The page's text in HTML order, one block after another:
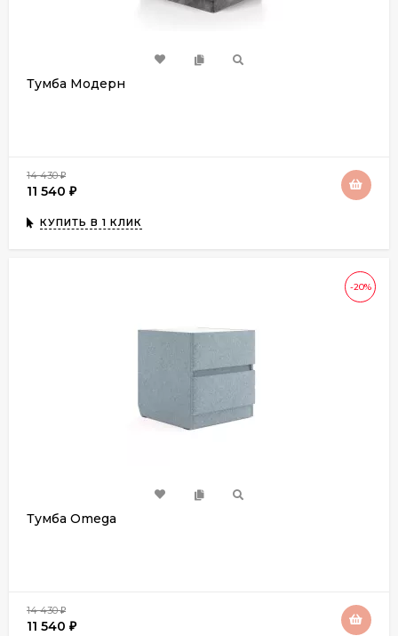
Тумба Модерн
14 430₽
11 540 ₽
КУПИТЬ В 1 КЛИК
-20%
Тумба Omega
14 430₽
11 540 ₽